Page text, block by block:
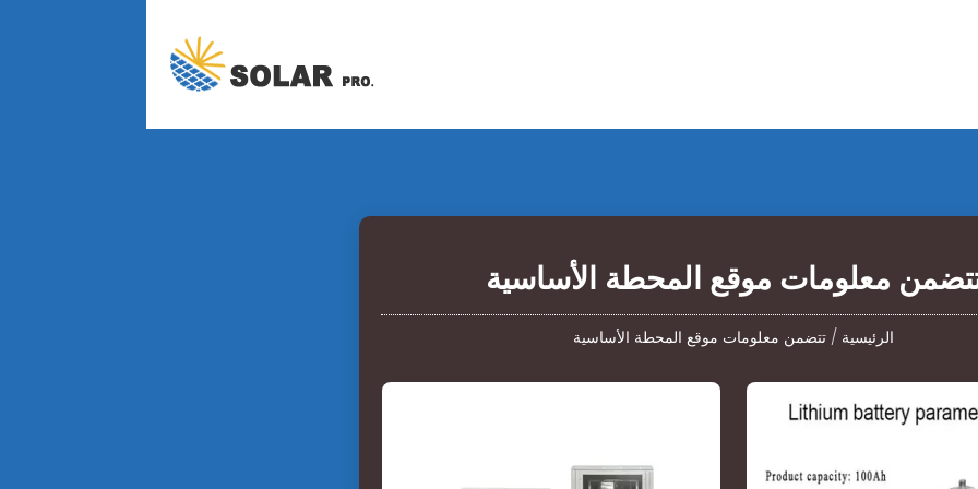
معلومات موقع المحطة الأساسية
الرئيسية / تتضمن معلومات موقع المحطة الأساسية